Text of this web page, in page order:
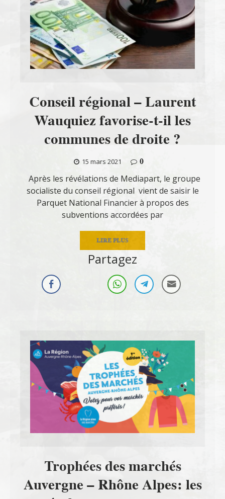
Conseil régional – Laurent
Wauquiez favorise-t-il les
communes de droite ?
15 mars 2021
0
Après les révélations de Mediapart, le groupe
socialiste du conseil régional vient de saisir le
Parquet National Financier à propos des
subventions accordées par
LIRE PLUS
Partagez
Trophées des marchés
Auvergne – Rhône Alpes: les